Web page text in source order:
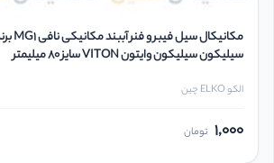
سیلیکون سیلیکون وایتون VITON سایز 80 میلیمتر
الکو ELKO چین
1,000 تومان